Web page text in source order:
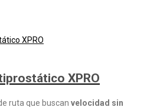
XPRO
ruta que buscan velocidad sin